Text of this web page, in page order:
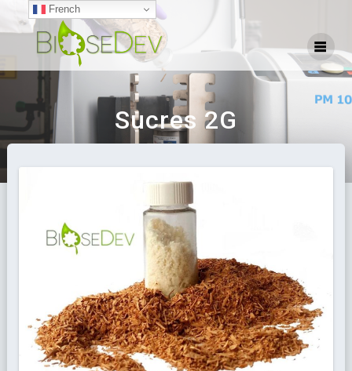
Sucres 2G
French